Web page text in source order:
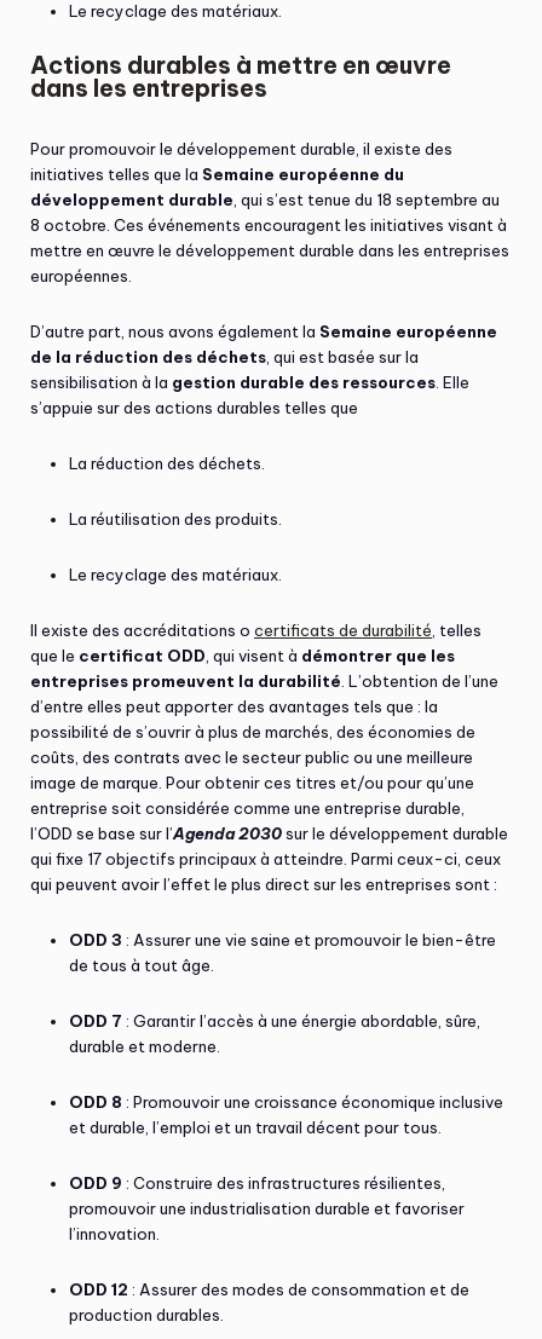
Le recyclage des matériaux.
Actions durables à mettre en œuvre
dans les entreprises
Pour promouvoir le développement durable, il existe des
initiatives telles que la Semaine européenne du
développement durable , qui s’est tenue du 18 septembre au
8 octobre. Ces événements encouragent les initiatives visant à
mettre en œuvre le développement durable dans les entreprises
européennes.
D’autre part, nous avons également la Semaine européenne
de la réduction des déchets , qui est basée sur la
sensibilisation à la gestion durable des ressources . Elle
s’appuie sur des actions durables telles que
La réduction des déchets.
La réutilisation des produits.
Le recyclage des matériaux.
Il existe des accréditations o certificats de durabilité , telles
que le certificat ODD , qui visent à démontrer que les
entreprises promeuvent la durabilité . L’obtention de l’une
d’entre elles peut apporter des avantages tels que : la
possibilité de s’ouvrir à plus de marchés, des économies de
coûts, des contrats avec le secteur public ou une meilleure
image de marque. Pour obtenir ces titres et/ou pour qu’une
entreprise soit considérée comme une entreprise durable,
l’ODD se base sur l’Agenda 2030sur le développement durable
qui fixe 17 objectifs principaux à atteindre. Parmi ceux-ci, ceux
qui peuvent avoir l’effet le plus direct sur les entreprises sont :
ODD 3 : Assurer une vie saine et promouvoir le bien-être
de tous à tout âge.
ODD 7 : Garantir l’accès à une énergie abordable, sûre,
durable et moderne.
ODD 8 : Promouvoir une croissance économique inclusive
et durable, l’emploi et un travail décent pour tous.
ODD 9 : Construire des infrastructures résilientes,
promouvoir une industrialisation durable et favoriser
l’innovation.
ODD 12 : Assurer des modes de consommation et de
production durables.